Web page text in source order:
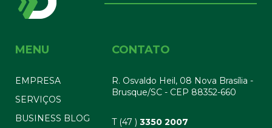
MENU
EMPRESA
SERVIÇOS
BUSINESS BLOG
CONTATO
R. Osvaldo Heil, 08 Nova Brasília -
Brusque/SC - CEP 88352-660
T (47 )3350 2007